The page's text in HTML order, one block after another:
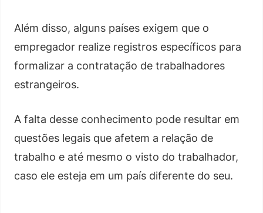
Além disso, alguns países exigem que o
empregador realize registros específicos para
formalizar a contratação de trabalhadores
estrangeiros.
A falta desse conhecimento pode resultar em
questões legais que afetem a relação de
trabalho e até mesmo o visto do trabalhador,
caso ele esteja em um país diferente do seu.